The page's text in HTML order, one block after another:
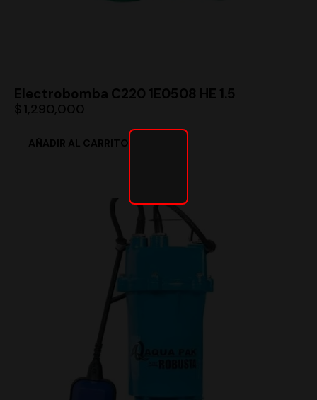
Electrobomba C220 1E0508 HE 1.5
$ 1,290,000